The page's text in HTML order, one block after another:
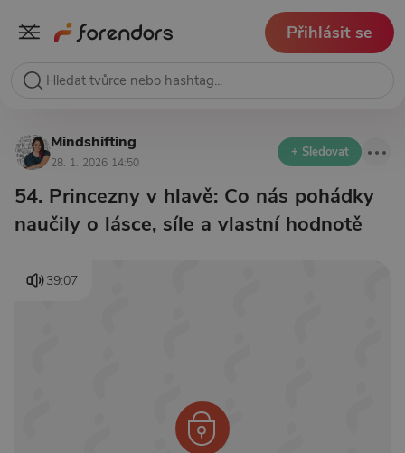
Přihlásit se
Mindshifting
28. 1. 2026 14:50
+ Sledovat
54. Princezny v hlavě: Co nás pohádky
naučily o lásce, síle a vlastní hodnotě
39:07